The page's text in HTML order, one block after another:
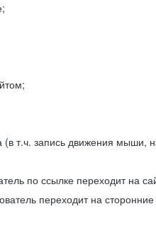
т.ч. запись движения мыши,
по ссылке переходит на
переходит на